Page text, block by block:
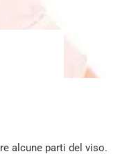
alcune parti del viso.